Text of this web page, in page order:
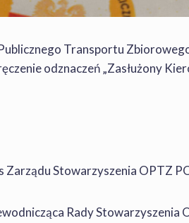
Transportu
odznaczeń „Zasłużony
Zarządu Stowarzyszenia OPTZ
Rady Stowarzyszenia